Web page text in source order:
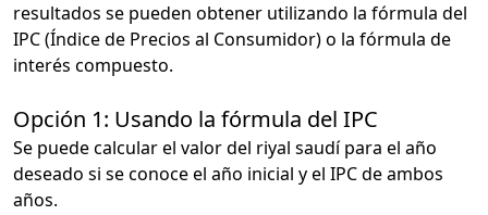
resultados se pueden obtener utilizando la fórmula del
IPC (Índice de Precios al Consumidor) o la fórmula de
interés compuesto.
Opción 1: Usando la fórmula del IPC
Se puede calcular el valor del riyal saudí para el año
deseado si se conoce el año inicial y el IPC de ambos
años.